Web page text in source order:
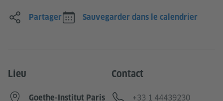
Partager Sauvegarder dans le calendrier
Lieu
Goethe-Institut Paris
Contact
Téléphone
+33 1 44439230